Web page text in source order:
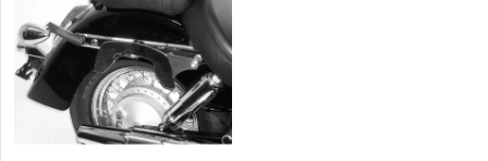
ů
t
ů